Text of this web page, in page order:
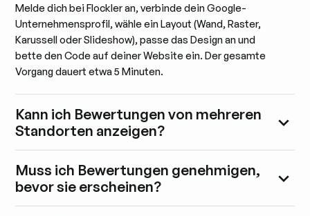
Melde dich bei Flockler an, verbinde dein Google-
Unternehmensprofil, wähle ein Layout (Wand, Raster,
Karussell oder Slideshow), passe das Design an und
bette den Code auf deiner Website ein. Der gesamte
Vorgang dauert etwa 5 Minuten.
Kann ich Bewertungen von mehreren
Standorten anzeigen?
Muss ich Bewertungen genehmigen,
bevor sie erscheinen?